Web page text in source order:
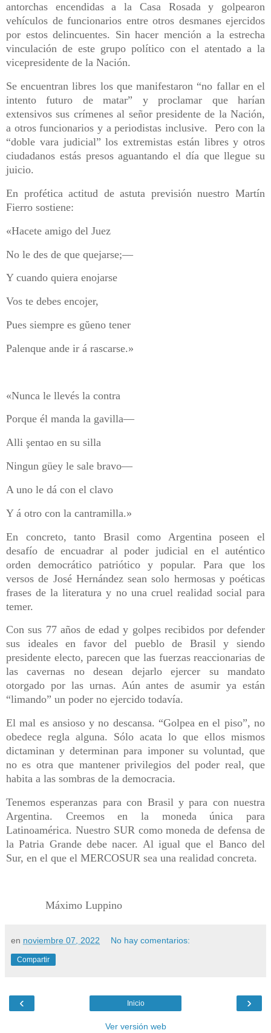
antorchas encendidas a la Casa Rosada y golpearon
vehículos de funcionarios entre otros desmanes ejercidos
por estos delincuentes. Sin hacer mención a la estrecha
vinculación de este grupo político con el atentado a la
vicepresidente de la Nación.
Se encuentran libres los que manifestaron “no fallar en el
intento futuro de matar” y proclamar que harían
extensivos sus crímenes al señor presidente de la Nación,
a otros funcionarios y a periodistas inclusive. Pero con la
“doble vara judicial” los extremistas están libres y otros
ciudadanos estás presos aguantando el día que llegue su
juicio.
En profética actitud de astuta previsión nuestro Martín
Fierro sostiene:
«Hacete amigo del Juez
No le des de que quejarse;—
Y cuando quiera enojarse
Vos te debes encojer,
Pues siempre es gŭeno tener
Palenque ande ir á rascarse.»
«Nunca le llevés la contra
Porque él manda la gavilla—
Alli şentao en su silla
Ningun güey le sale bravo—
A uno le dá con el clavo
Y á otro con la cantramilla.»
En concreto, tanto Brasil como Argentina poseen el
desafío de encuadrar al poder judicial en el auténtico
orden democrático patriótico y popular. Para que los
versos de José Hernández sean solo hermosas y poéticas
frases de la literatura y no una cruel realidad social para
temer.
Con sus 77 años de edad y golpes recibidos por defender
sus ideales en favor del pueblo de Brasil y siendo
presidente electo, parecen que las fuerzas reaccionarias de
las cavernas no desean dejarlo ejercer su mandato
otorgado por las urnas. Aún antes de asumir ya están
“limando” un poder no ejercido todavía.
El mal es ansioso y no descansa. “Golpea en el piso”, no
obedece regla alguna. Sólo acata lo que ellos mismos
dictaminan y determinan para imponer su voluntad, que
no es otra que mantener privilegios del poder real, que
habita a las sombras de la democracia.
Tenemos esperanzas para con Brasil y para con nuestra
Argentina. Creemos en la moneda única para
Latinoamérica. Nuestro SUR como moneda de defensa de
la Patria Grande debe nacer. Al igual que el Banco del
Sur, en el que el MERCOSUR sea una realidad concreta.
Máximo Luppino
en noviembre 07, 2022 No hay comentarios:
Compartir
‹ ›
Inicio
Ver versión web